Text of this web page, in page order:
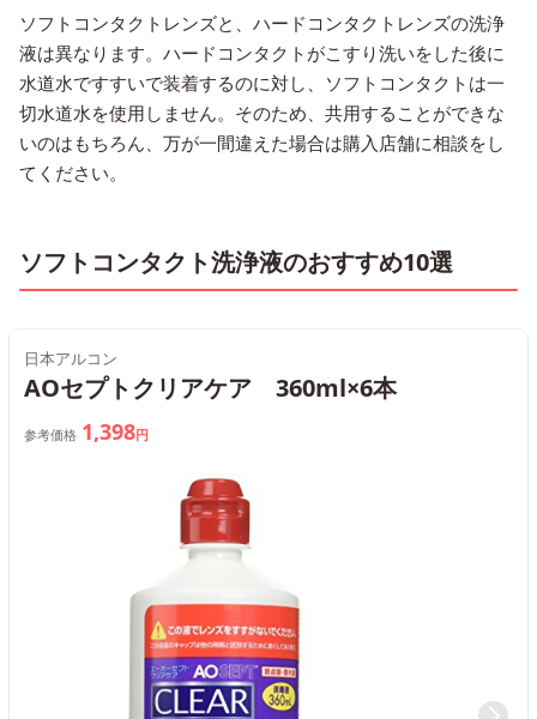
ソフトコンタクトレンズと、ハードコンタクトレンズの洗浄
液は異なります。ハードコンタクトがこすり洗いをした後に
水道水ですすいで装着するのに対し、ソフトコンタクトは一
切水道水を使用しません。そのため、共用することができな
いのはもちろん、万が一間違えた場合は購入店舗に相談をし
てください。
ソフトコンタクト洗浄液のおすすめ10選
日本アルコン
AOセプトクリアケア 360ml×6本
参考価格 1,398円